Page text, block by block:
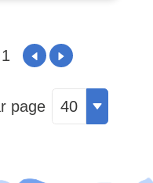
page 40